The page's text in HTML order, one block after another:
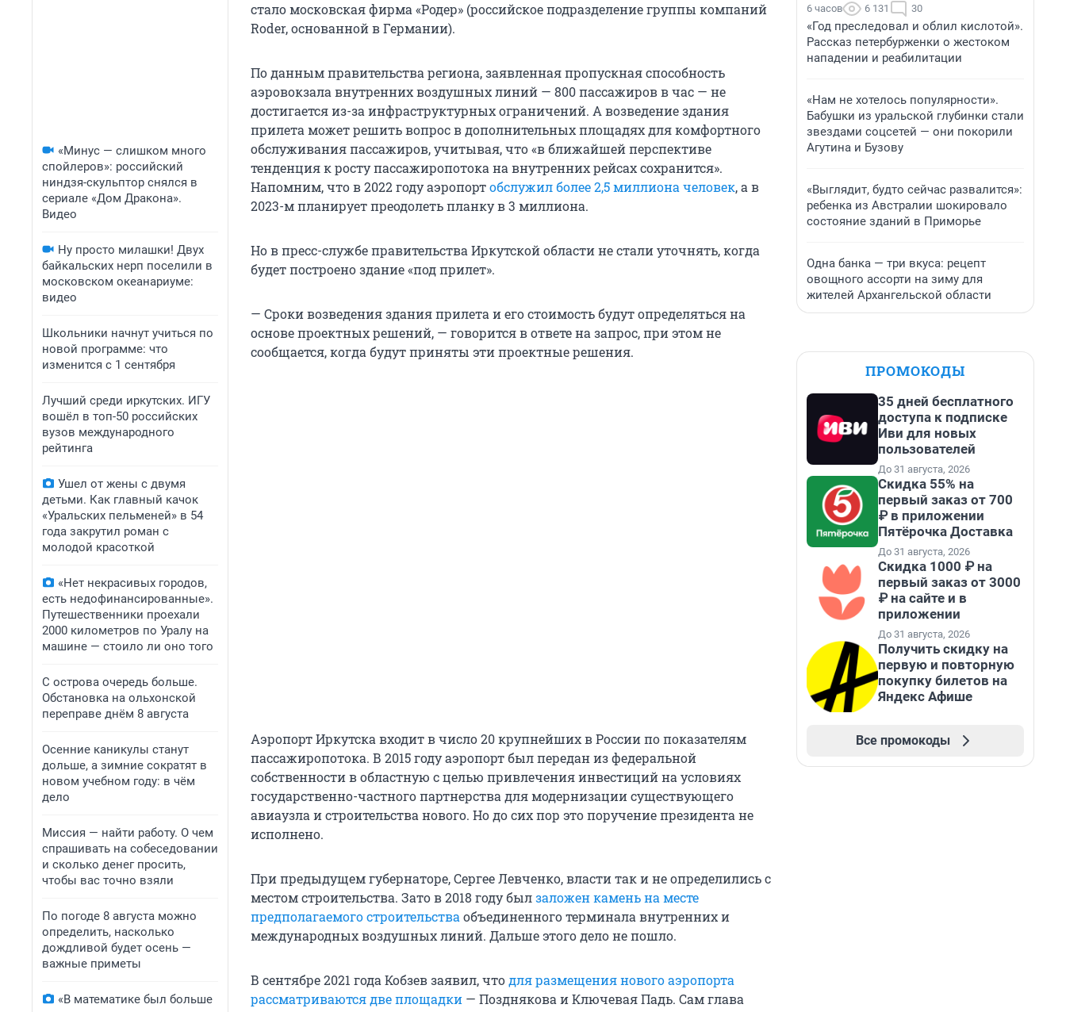
«Минус — слишком много
спойлеров»: российский
ниндзя-скульптор снялся в
сериале «Дом Дракона».
Видео
Ну просто милашки! Двух
байкальских нерп поселили в
московском океанариуме:
видео
Школьники начнут учиться по
новой программе: что
изменится с 1 сентября
Лучший среди иркутских. ИГУ
вошёл в топ-50 российских
вузов международного
рейтинга
Ушел от жены с двумя
детьми. Как главный качок
«Уральских пельменей» в 54
года закрутил роман с
молодой красоткой
«Нет некрасивых городов,
есть недофинансированные».
Путешественники проехали
2000 километров по Уралу на
машине — стоило ли оно того
С острова очередь больше.
Обстановка на ольхонской
переправе днём 8 августа
Осенние каникулы станут
дольше, а зимние сократят в
новом учебном году: в чём
дело
Миссия — найти работу. О чем
спрашивать на собеседовании
и сколько денег просить,
чтобы вас точно взяли
По погоде 8 августа можно
определить, насколько
дождливой будет осень —
важные приметы
«В математике был больше
стало московская фирма «Родер» (российское подразделение группы компаний
Roder, основанной в Германии).
По данным правительства региона, заявленная пропускная способность
аэровокзала внутренних воздушных линий — 800 пассажиров в час — не
достигается из-за инфраструктурных ограничений. А возведение здания
прилета может решить вопрос в дополнительных площадях для комфортного
обслуживания пассажиров, учитывая, что «в ближайшей перспективе
тенденция к росту пассажиропотока на внутренних рейсах сохранится».
Напомним, что в 2022 году аэропортобслужил более 2,5 миллиона человек, а в
2023-м планирует преодолеть планку в 3 миллиона.
Но в пресс-службе правительства Иркутской области не стали уточнять, когда
будет построено здание «под прилет».
— Сроки возведения здания прилета и его стоимость будут определяться на
основе проектных решений, — говорится в ответе на запрос, при этом не
сообщается, когда будут приняты эти проектные решения.
Аэропорт Иркутска входит в число 20 крупнейших в России по показателям
пассажиропотока. В 2015 году аэропорт был передан из федеральной
собственности в областную с целью привлечения инвестиций на условиях
государственно-частного партнерства для модернизации существующего
авиаузла и строительства нового. Но до сих пор это поручение президента не
исполнено.
При предыдущем губернаторе, Сергее Левченко, власти так и не определились с
местом строительства. Зато в 2018 году былзаложен камень на месте
предполагаемого строительства объединенного терминала внутренних и
международных воздушных линий. Дальше этого дело не пошло.
В сентябре 2021 года Кобзев заявил, чтодля размещения нового аэропорта
рассматриваются две площадки — Позднякова и Ключевая Падь. Сам глава
6 часов 6 131 30
«Год преследовал и облил кислотой».
Рассказ петербурженки о жестоком
нападении и реабилитации
«Нам не хотелось популярности».
Бабушки из уральской глубинки стали
звездами соцсетей — они покорили
Агутина и Бузову
«Выглядит, будто сейчас развалится»:
ребенка из Австралии шокировало
состояние зданий в Приморье
Одна банка — три вкуса: рецепт
овощного ассорти на зиму для
жителей Архангельской области
ПРОМОКОДЫ
35 дней бесплатного
доступа к подписке
Иви для новых
пользователей
До 31 августа, 2026
Скидка 55% на
первый заказ от 700
₽ в приложении
Пятёрочка Доставка
До 31 августа, 2026
Скидка 1000 ₽ на
первый заказ от 3000
₽ на сайте и в
приложении
До 31 августа, 2026
Получить скидку на
первую и повторную
покупку билетов на
Яндекс Афише
Все промокоды